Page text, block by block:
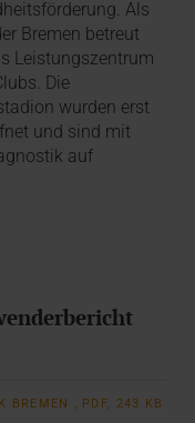
Als
Bremen betreut
Leistungszentrum
Die
wurden erst
und sind mit
auf
BREMEN , PDF, 243 KB